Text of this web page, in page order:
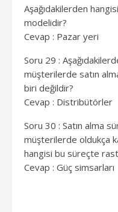
Aşağıdakilerden
modelidir?
Cevap : Pazar yeri
Soru 29 :
müşterilerde satın
biri değildir?
Cevap : Distribütörler
Soru 30 : Satın alma
müşterilerde oldukça
hangisi bu süreçte
Cevap : Güç simsarları